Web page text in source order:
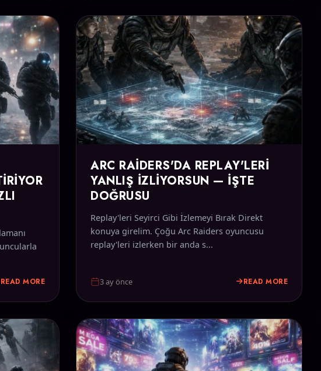
READ MORE
ARC RAIDERS'DA REPLAY'LERI
YANLIŞ İZLIYORSUN — İŞTE
DOĞRUSU
Replay'leri Seyirci Gibi İzlemeyi Bırak Direkt
konuya girelim. Çoğu Arc Raiders oyuncusu
replay'leri izlerken bir anda s...
3 ay önce READ MORE